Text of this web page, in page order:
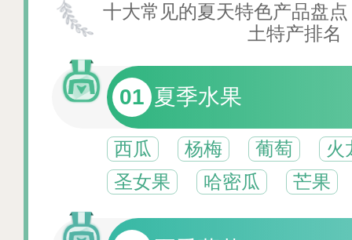
十大常见的夏天特色产品盘
土特产排名
01 夏季水果
西瓜 杨梅 葡萄
火
圣女果
哈密瓜 芒果